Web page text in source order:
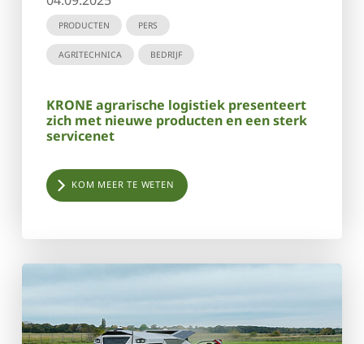
PRODUCTEN PERS
AGRITECHNICA BEDRIJF
KRONE agrarische logistiek presenteert
zich met nieuwe producten en een sterk
servicenet
KOM MEER TE WETEN